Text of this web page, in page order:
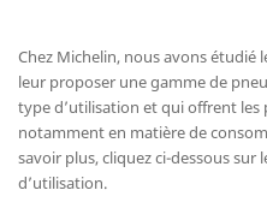
Chez Michelin, nous avons étudié
leur proposer une gamme de
type d’utilisation et qui offrent
notamment en matière de
savoir plus, cliquez ci-dessous
d’utilisation.